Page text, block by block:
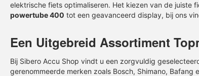
elektrische fiets optimaliseren. Het kiezen van de juiste
powertube 400 tot een geavanceerd display, bij ons
Een Uitgebreid Assortiment
Bij Sibero Accu Shop vindt u een zorgvuldig
gerenommeerde merken zoals Bosch, Shimano,